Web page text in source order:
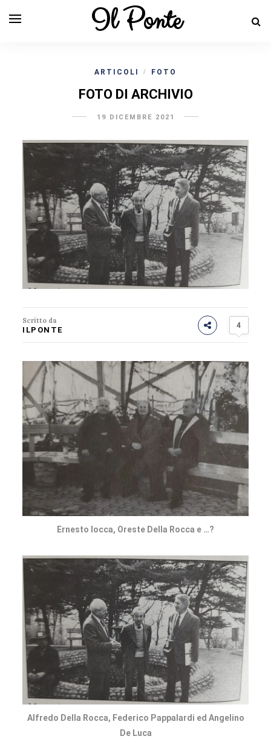
Il Ponte
ARTICOLI / FOTO
FOTO DI ARCHIVIO
19 DICEMBRE 2021
Scritto da
ILPONTE
4
Ernesto Iocca, Oreste Della Rocca e …?
Alfredo Della Rocca, Federico Pappalardi ed Angelino
De Luca